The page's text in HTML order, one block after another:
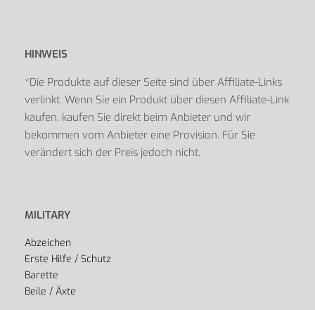
HINWEIS
*Die Produkte auf dieser Seite sind über Affiliate-Links
verlinkt. Wenn Sie ein Produkt über diesen Affiliate-Link
kaufen, kaufen Sie direkt beim Anbieter und wir
bekommen vom Anbieter eine Provision. Für Sie
verändert sich der Preis jedoch nicht.
MILITARY
Abzeichen
Erste Hilfe / Schutz
Barette
Beile / Äxte